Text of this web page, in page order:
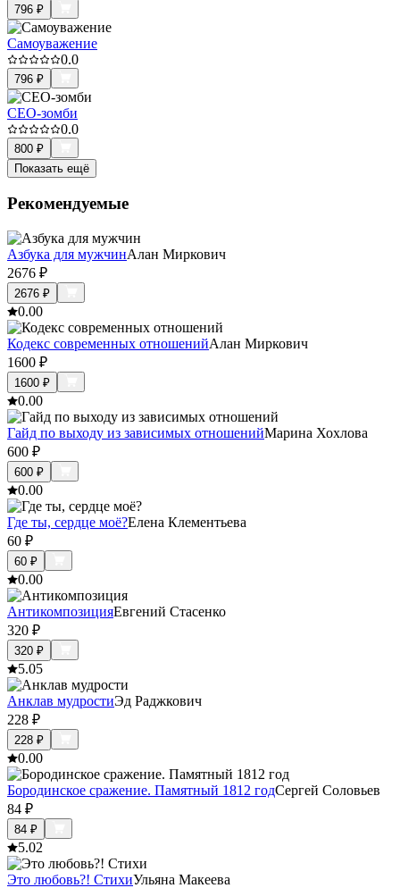
796 ₽
Самоуважение
0.0
796 ₽
CEO-зомби
0.0
800 ₽
Показать ещё
Рекомендуемые
Азбука для мужчинАлан Миркович
2676 ₽
2676 ₽
0.00
Кодекс современных отношенийАлан Миркович
1600 ₽
1600 ₽
0.00
Гайд по выходу из зависимых отношенийМарина Хохлова
600 ₽
600 ₽
0.00
Где ты, сердце моё?Елена Клементьева
60 ₽
60 ₽
0.00
АнтикомпозицияЕвгений Стасенко
320 ₽
320 ₽
5.05
Анклав мудростиЭд Раджкович
228 ₽
228 ₽
0.00
Бородинское сражение. Памятный 1812 годСергей Соловьев
84 ₽
84 ₽
5.02
Это любовь?! СтихиУльяна Макеева